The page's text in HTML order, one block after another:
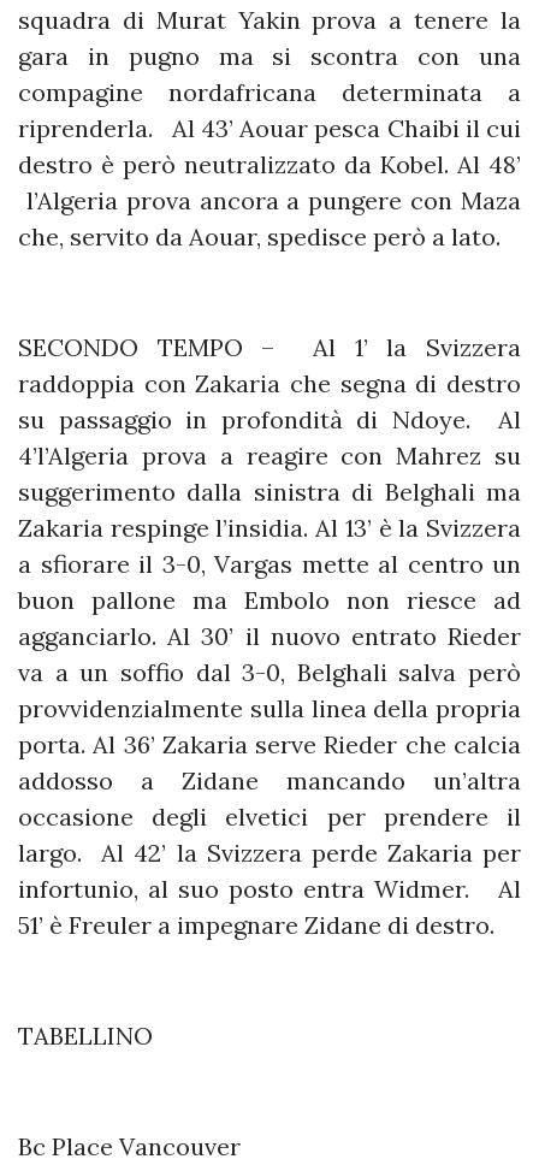
squadra di Murat Yakin prova a tenere la
gara in pugno ma si scontra con una
compagine nordafricana determinata a
riprenderla. Al 43’ Aouar pesca Chaibi il cui
destro è però neutralizzato da Kobel. Al 48’
l’Algeria prova ancora a pungere con Maza
che, servito da Aouar, spedisce però a lato.
SECONDO TEMPO – Al 1’ la Svizzera
raddoppia con Zakaria che segna di destro
su passaggio in profondità di Ndoye. Al
4’l’Algeria prova a reagire con Mahrez su
suggerimento dalla sinistra di Belghali ma
Zakaria respinge l’insidia. Al 13’ è la Svizzera
a sfiorare il 3-0, Vargas mette al centro un
buon pallone ma Embolo non riesce ad
agganciarlo. Al 30’ il nuovo entrato Rieder
va a un soffio dal 3-0, Belghali salva però
provvidenzialmente sulla linea della propria
porta. Al 36’ Zakaria serve Rieder che calcia
addosso a Zidane mancando un’altra
occasione degli elvetici per prendere il
largo. Al 42’ la Svizzera perde Zakaria per
infortunio, al suo posto entra Widmer. Al
51’ è Freuler a impegnare Zidane di destro.
TABELLINO
Bc Place Vancouver